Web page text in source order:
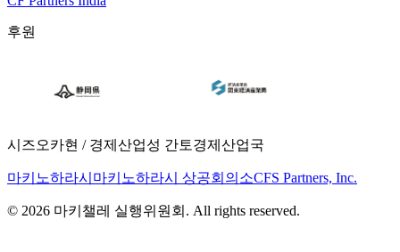
후원
시즈오카현 / 경제산업성 간토경제산업국
마키노하라시 마키노하라시 상공회의소CFS Partners, Inc.
© 2026 마키챌레 실행위원회. All rights reserved.